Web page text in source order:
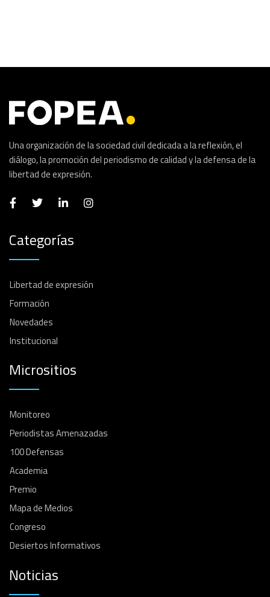
Una organización de la sociedad civil dedicada a la reflexión, el
diálogo, la promoción del periodismo de calidad y la defensa de la
libertad de expresión.
Categorías
Libertad de expresión
Formación
Novedades
Institucional
Micrositios
Monitoreo
Periodistas Amenazadas
100 Defensas
Academia
Premio
Mapa de Medios
Congreso
Desiertos Informativos
Noticias